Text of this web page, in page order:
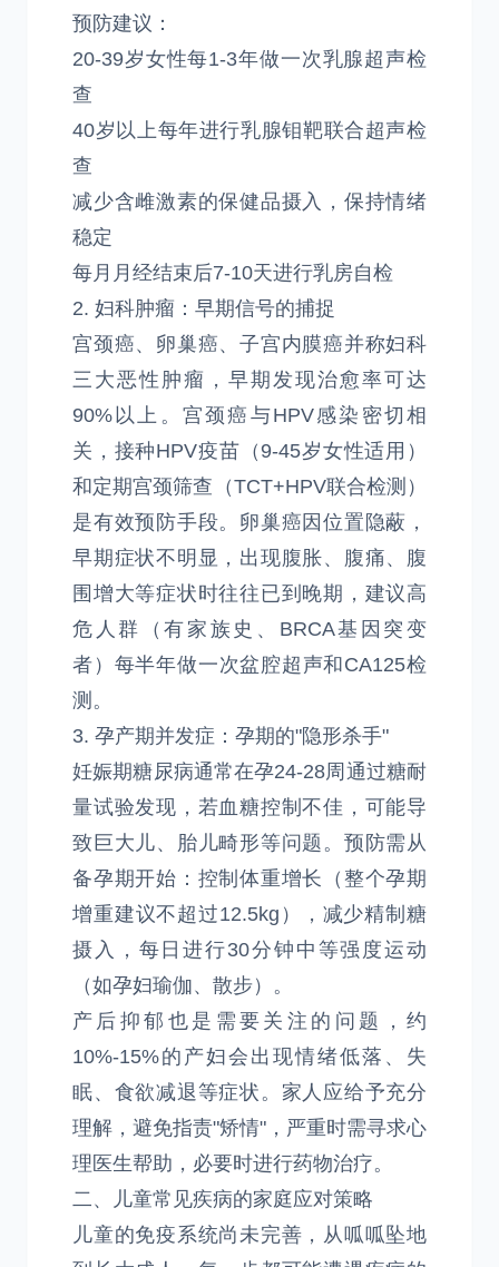
预防建议：
20-39岁女性每1-3年做一次乳腺超声检
查
40岁以上每年进行乳腺钼靶联合超声检
查
减少含雌激素的保健品摄入，保持情绪
稳定
每月月经结束后7-10天进行乳房自检
2. 妇科肿瘤：早期信号的捕捉
宫颈癌、卵巢癌、子宫内膜癌并称妇科
三大恶性肿瘤，早期发现治愈率可达
90%以上。宫颈癌与HPV感染密切相
关，接种HPV疫苗（9-45岁女性适用）
和定期宫颈筛查（TCT+HPV联合检测）
是有效预防手段。卵巢癌因位置隐蔽，
早期症状不明显，出现腹胀、腹痛、腹
围增大等症状时往往已到晚期，建议高
危人群（有家族史、BRCA基因突变
者）每半年做一次盆腔超声和CA125检
测。
3. 孕产期并发症：孕期的"隐形杀手"
妊娠期糖尿病通常在孕24-28周通过糖耐
量试验发现，若血糖控制不佳，可能导
致巨大儿、胎儿畸形等问题。预防需从
备孕期开始：控制体重增长（整个孕期
增重建议不超过12.5kg），减少精制糖
摄入，每日进行30分钟中等强度运动
（如孕妇瑜伽、散步）。
产后抑郁也是需要关注的问题，约
10%-15%的产妇会出现情绪低落、失
眠、食欲减退等症状。家人应给予充分
理解，避免指责"矫情"，严重时需寻求心
理医生帮助，必要时进行药物治疗。
二、儿童常见疾病的家庭应对策略
儿童的免疫系统尚未完善，从呱呱坠地